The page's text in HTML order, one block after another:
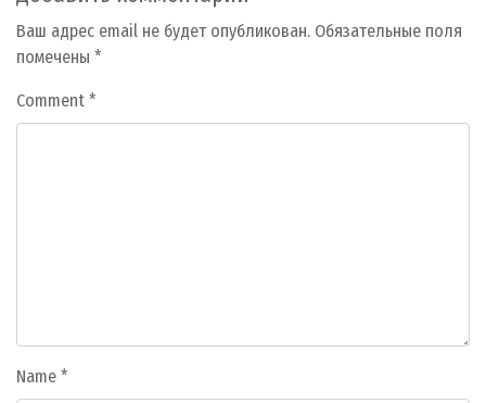
Ваш адрес email не будет опубликован. Обязательные поля
помечены *
Comment *
Name *